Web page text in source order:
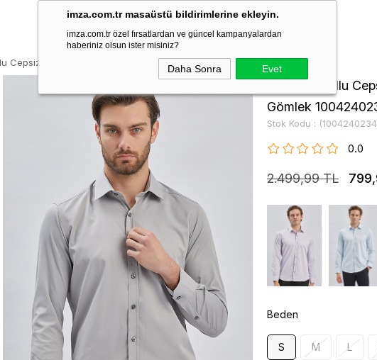
imza.com.tr masaüstü bildirimlerine ekleyin.
imza.com.tr özel fırsatlardan ve güncel kampanyalardan
haberiniz olsun ister misiniz?
Daha Sonra Evet
Cepsiz Pamuklu Likralı Klasik Slim Fit Gömlek 1004240234
Gri Uzun Kollu
Gömlek
Stok Kodu
0.0
2.499,99 TL
Beden
S M L